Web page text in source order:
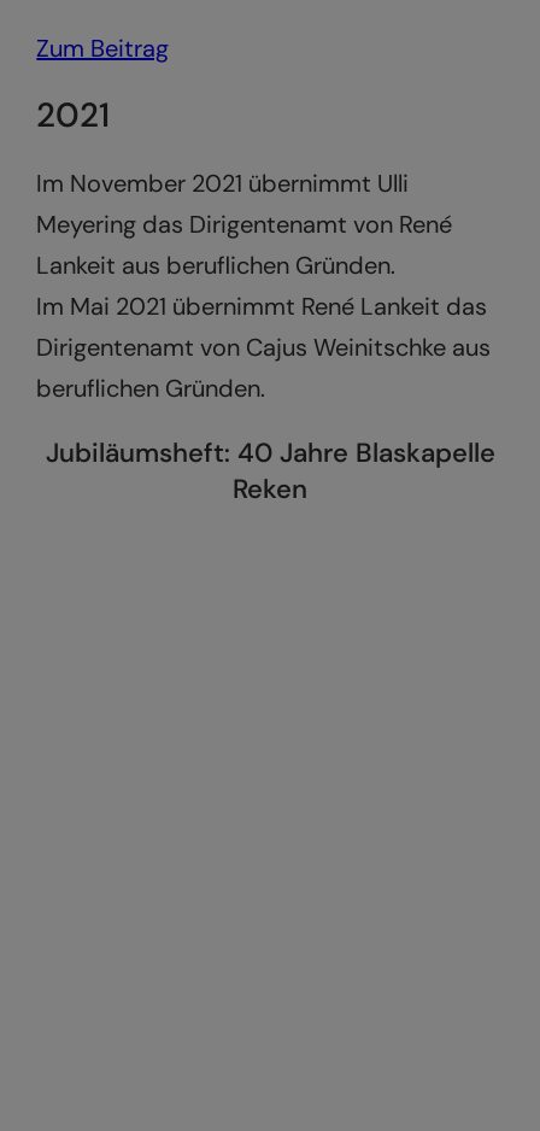
Zum Beitrag
2021
Im November 2021 übernimmt Ulli
Meyering das Dirigentenamt von René
Lankeit aus beruflichen Gründen.
Im Mai 2021 übernimmt René Lankeit das
Dirigentenamt von Cajus Weinitschke aus
beruflichen Gründen.
Jubiläumsheft: 40 Jahre Blaskapelle
Reken